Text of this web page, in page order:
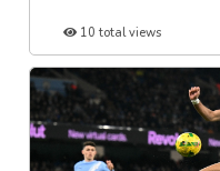
10 total views